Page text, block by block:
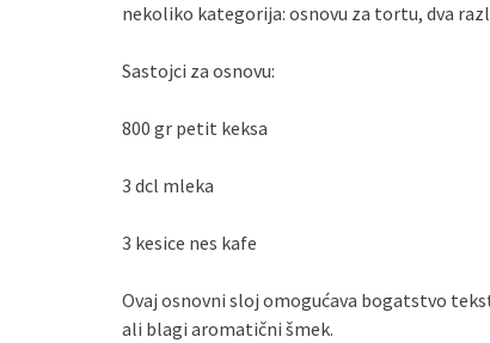
nekoliko kategorija: osnovu za tortu, dva
Sastojci za osnovu:
800 gr petit keksa
3 dcl mleka
3 kesice nes kafe
Ovaj osnovni sloj omogućava bogatstvo
ali blagi aromatični šmek.